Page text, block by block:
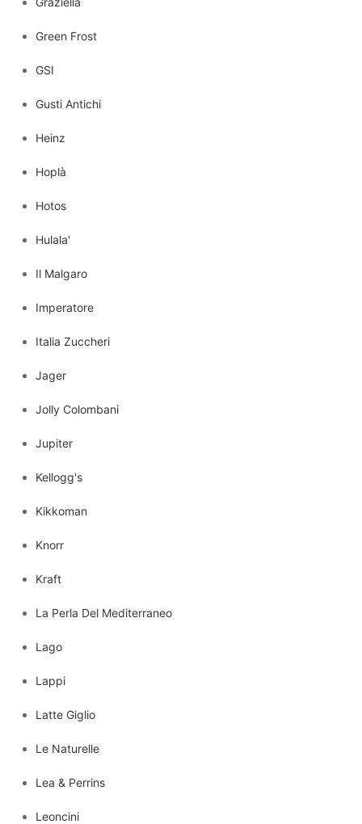
Green Frost
GSI
Gusti Antichi
Heinz
Hoplà
Hotos
Hulala'
Il Malgaro
Imperatore
Italia Zuccheri
Jager
Jolly Colombani
Jupiter
Kellogg's
Kikkoman
Knorr
Kraft
La Perla Del Mediterraneo
Lago
Lappi
Latte Giglio
Le Naturelle
Lea & Perrins
Leoncini